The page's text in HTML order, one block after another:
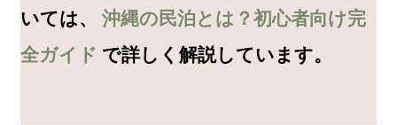
いては、 沖縄の民泊とは？初心者向け完
全ガイド で詳しく解説しています。